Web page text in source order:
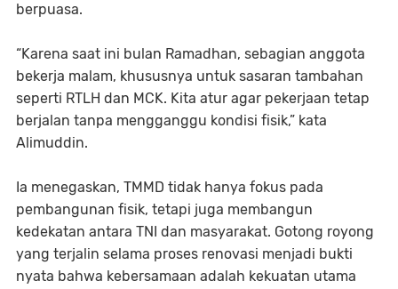
berpuasa.
“Karena saat ini bulan Ramadhan, sebagian anggota
bekerja malam, khususnya untuk sasaran tambahan
seperti RTLH dan MCK. Kita atur agar pekerjaan tetap
berjalan tanpa mengganggu kondisi fisik,” kata
Alimuddin.
Ia menegaskan, TMMD tidak hanya fokus pada
pembangunan fisik, tetapi juga membangun
kedekatan antara TNI dan masyarakat. Gotong royong
yang terjalin selama proses renovasi menjadi bukti
nyata bahwa kebersamaan adalah kekuatan utama